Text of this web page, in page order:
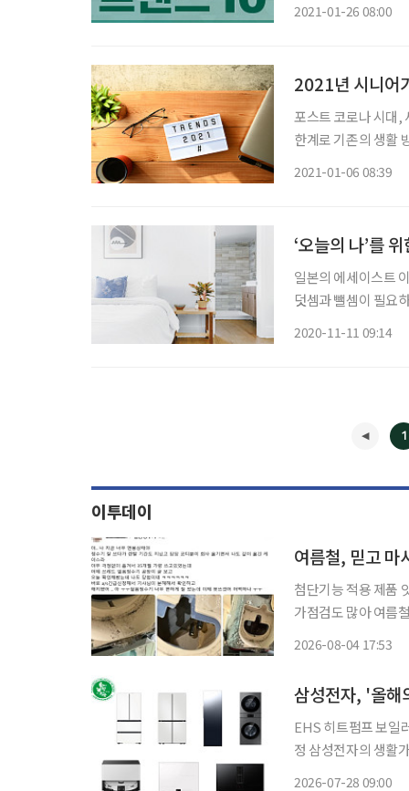
2021-01-26 08:00
2021년 시니어
포스트 코로나 시대,
한계로 기존의 생활
2021-01-06 08:39
‘오늘의 나’를
일본의 에세이스트
덧셈과 뺄셈이 필요
2020-11-11 09:14
1
이투데이
여름철, 믿고 마
첨단기능 적용 제품
가점검도 많아 여름철 얼음정수기 사용이 늘면서 위생 관리와 관련한 소비자 우려가 커지고
2026-08-04 17:53
삼성전자, '올해
EHS 히트펌프 보일
정 삼성전자의 생활가전과 스마트폰 등 총 16개 제품이 비영리 시민단체 녹색구매네트워크
2026-07-28 09:00